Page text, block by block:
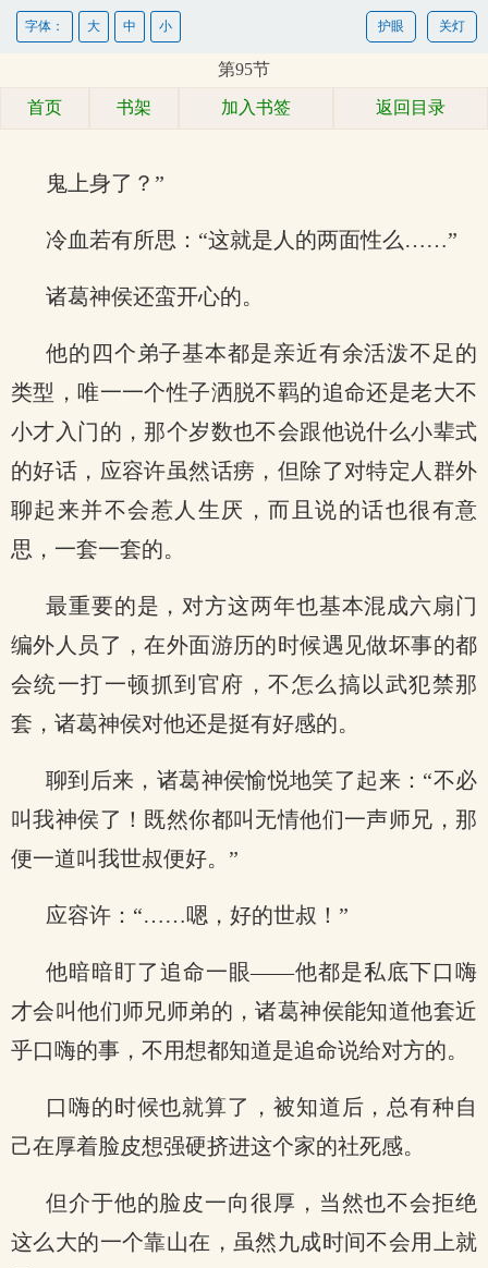
关灯
护眼
字体： 大 中 小
第95节
首页 书架 加入书签 返回目录
鬼上身了？”
冷血若有所思：“这就是人的两面性么……”
诸葛神侯还蛮开心的。
他的四个弟子基本都是亲近有余活泼不足的
类型，唯一一个性子洒脱不羁的追命还是老大不
小才入门的，那个岁数也不会跟他说什么小辈式
的好话，应容许虽然话痨，但除了对特定人群外
聊起来并不会惹人生厌，而且说的话也很有意
思，一套一套的。
最重要的是，对方这两年也基本混成六扇门
编外人员了，在外面游历的时候遇见做坏事的都
会统一打一顿抓到官府，不怎么搞以武犯禁那
套，诸葛神侯对他还是挺有好感的。
聊到后来，诸葛神侯愉悦地笑了起来：“不必
叫我神侯了！既然你都叫无情他们一声师兄，那
便一道叫我世叔便好。”
应容许：“……嗯，好的世叔！”
他暗暗盯了追命一眼——他都是私底下口嗨
才会叫他们师兄师弟的，诸葛神侯能知道他套近
乎口嗨的事，不用想都知道是追命说给对方的。
口嗨的时候也就算了，被知道后，总有种自
己在厚着脸皮想强硬挤进这个家的社死感。
但介于他的脸皮一向很厚，当然也不会拒绝
这么大的一个靠山在，虽然九成时间不会用上就